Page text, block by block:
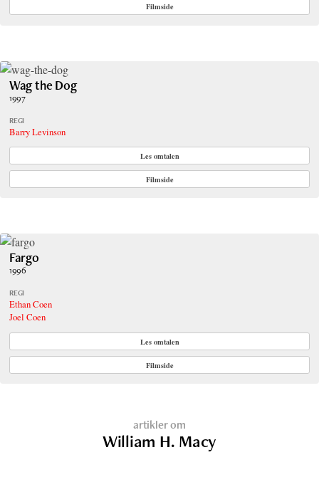
Filmside
Wag the Dog
1997
REGI
Barry Levinson
Les omtalen
Filmside
Fargo
1996
REGI
Ethan Coen
Joel Coen
Les omtalen
Filmside
artikler om
William H. Macy